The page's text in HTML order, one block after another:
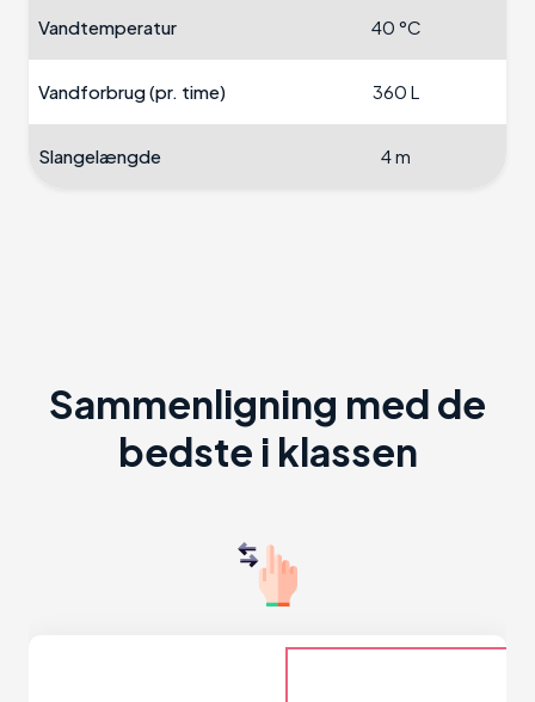
Vandtemperatur 40 °C
Vandforbrug (pr. time) 360 L
Slangelængde 4 m
Sammenligning med de
bedste i klassen